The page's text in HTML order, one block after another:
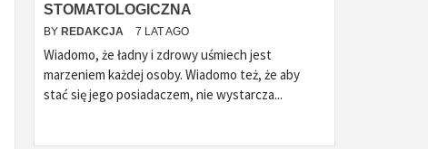
STOMATOLOGICZNA
BY REDAKCJA 7 LAT AGO
Wiadomo, że ładny i zdrowy uśmiech jest
marzeniem każdej osoby. Wiadomo też, że aby
stać się jego posiadaczem, nie wystarcza...